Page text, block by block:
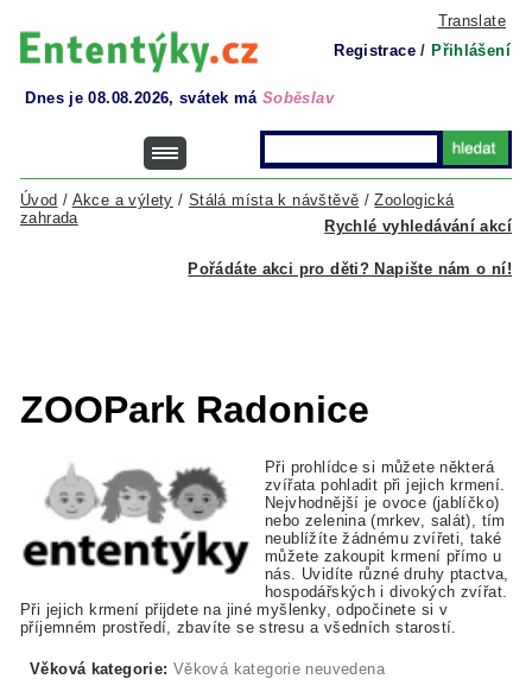
Translate
Registrace / Přihlášení
Dnes je 08.08.2026, svátek má Soběslav
Rychlé vyhledávání akcí
Úvod / Akce a výlety / Stálá místa k návštěvě /Zoologická
zahrada
Pořádáte akci pro děti? Napište nám o ní!
ZOOPark Radonice
Při prohlídce si můžete některá
zvířata pohladit při jejich krmení.
Nejvhodnější je ovoce (jablíčko)
nebo zelenina (mrkev, salát), tím
neublížíte žádnému zvířeti, také
můžete zakoupit krmení přímo u
nás. Uvidíte různé druhy ptactva,
hospodářských i divokých zvířat.
Při jejich krmení přijdete na jiné myšlenky, odpočinete si v
příjemném prostředí, zbavíte se stresu a všedních starostí.
Věková kategorie: Věková kategorie neuvedena